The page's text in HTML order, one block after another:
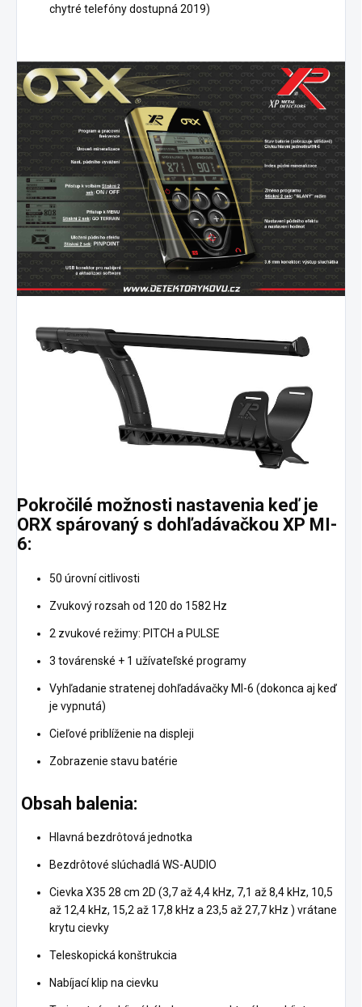
chytré telefóny dostupná 2019)
Pokročilé možnosti nastavenia keď je
ORX spárovaný s dohľadávačkou XP MI-
6:
50 úrovní citlivosti
Zvukový rozsah od 120 do 1582 Hz
2 zvukové režimy: PITCH a PULSE
3 továrenské + 1 užívateľské programy
Vyhľadanie stratenej dohľadávačky MI-6 (dokonca aj keď
je vypnutá)
Cieľové priblíženie na displeji
Zobrazenie stavu batérie
Obsah balenia:
Hlavná bezdrôtová jednotka
Bezdrôtové slúchadlá WS-AUDIO
Cievka X35 28 cm 2D (3,7 až 4,4 kHz, 7,1 až 8,4 kHz, 10,5
až 12,4 kHz, 15,2 až 17,8 kHz a 23,5 až 27,7 kHz ) vrátane
krytu cievky
Teleskopická konštrukcia
Nabíjací klip na cievku